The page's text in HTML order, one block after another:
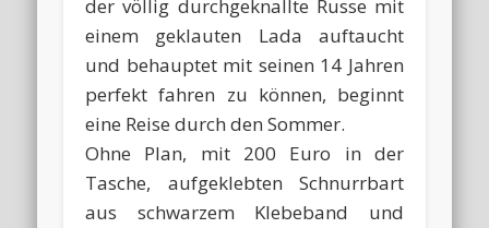
der völlig durchgeknallte Russe mit
einem geklauten Lada auftaucht
und behauptet mit seinen 14 Jahren
perfekt fahren zu können, beginnt
eine Reise durch den Sommer.
Ohne Plan, mit 200 Euro in der
Tasche, aufgeklebten Schnurrbart
aus schwarzem Klebeband und